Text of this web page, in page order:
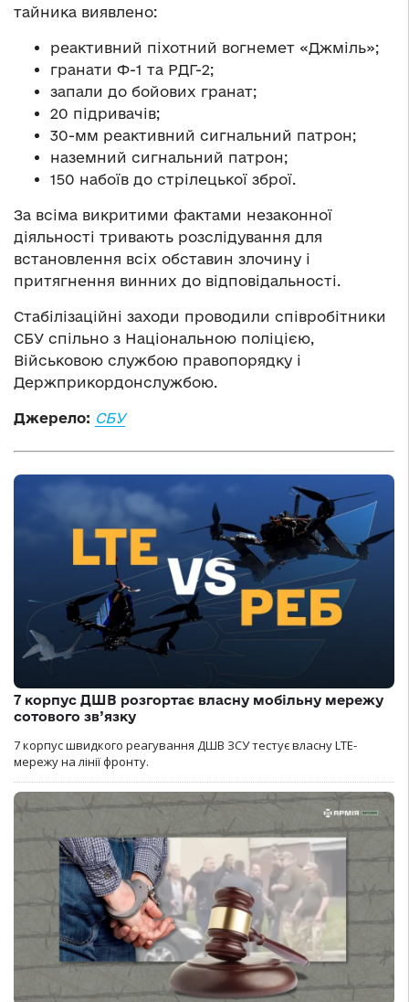
тайника виявлено:
реактивний піхотний вогнемет «Джміль»;
гранати Ф-1 та РДГ-2;
запали до бойових гранат;
20 підривачів;
30-мм реактивний сигнальний патрон;
наземний сигнальний патрон;
150 набоїв до стрілецької зброї.
За всіма викритими фактами незаконної
діяльності тривають розслідування для
встановлення всіх обставин злочину і
притягнення винних до відповідальності.
Стабілізаційні заходи проводили співробітники
СБУ спільно з Національною поліцією,
Військовою службою правопорядку і
Держприкордонслужбою.
Джерело: СБУ
7 корпус ДШВ розгортає власну мобільну мережу
сотового зв’язку
7 корпус швидкого реагування ДШВ ЗСУ тестує власну LTE-
мережу на лінії фронту.